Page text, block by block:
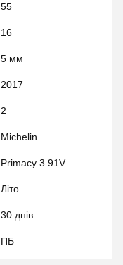
55
16
5 мм
2017
2
Michelin
Primacy 3 91V
Літо
30 днів
ПБ